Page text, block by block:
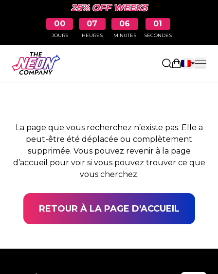
25% OFF WEEKS
00
JOURS
07
HEURES
06
MINUTES
01
SECONDES
Ouvrir le
PAGE NON TROUVÉE
La page que vous recherchez n’existe pas. Elle a
peut-être été déplacée ou complètement
supprimée. Vous pouvez revenir à la page
d’accueil pour voir si vous pouvez trouver ce que
vous cherchez.
RETOUR À LA PAGE D'ACCUEIL